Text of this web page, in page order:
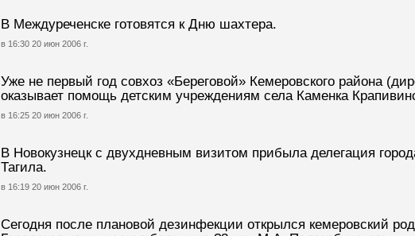
В Междуреченске готовятся к Дню шахтера.
в 16:30 20 июн 2006 г.
Уже не первый год совхоз «Береговой» Кемеровского района
оказывает помощь детским учреждениям села Каменка
в 16:25 20 июн 2006 г.
В Новокузнецк с двухдневным визитом прибыла делегация
Тагила.
в 16:19 20 июн 2006 г.
Сегодня после плановой дезинфекции открылся кемеровский